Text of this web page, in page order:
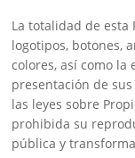
La totalidad de esta
logotipos, botones,
colores, así como la
presentación de
las leyes sobre
prohibida su
pública y